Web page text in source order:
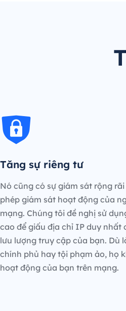
Tăng sự riêng tư
Nó cũng có sự giám sát rộng
phép giám sát hoạt động của
mạng. Chúng tôi đề nghị sử
cao để giấu địa chỉ IP duy nhất
lưu lượng truy cập của bạn. Dù
chính phủ hay tội phạm ảo, họ
hoạt động của bạn trên mạng.